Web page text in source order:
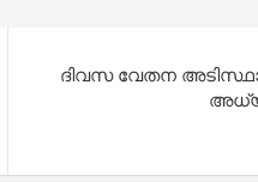
ദിവസ വേതന